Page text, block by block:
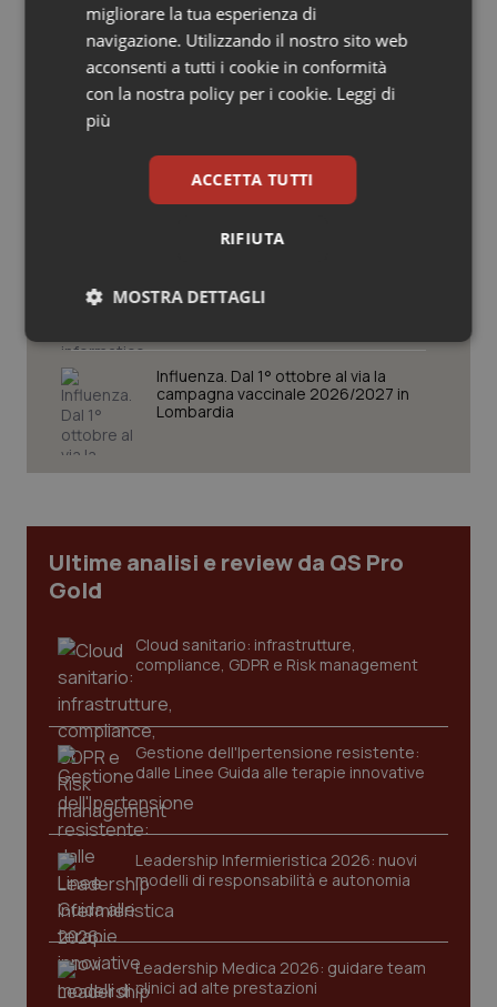
Salute orale & impianti
Sangue & coagulazione
Tumore al seno
Tumori del Polmone & Testa Collo
Tumori gastrointestinali
Ulcera & Reflusso
Cresce la ricerca in Emilia-Romagna:
nel 2025 condotti 1.530 studi, il
numero più alto degli ultimi cinque
Puglia. Unità di crisi sanitaria al lavoro,
Decaro accelera su 118, liste d’attesa
e conti
informatico per segnalare l’esistenza
di un equivalente meno costoso
Influenza. Dal 1° ottobre al via la
campagna vaccinale 2026/2027 in
Lombardia
Ultime analisi e review da QS Pro
Gold
Cloud sanitario: infrastrutture,
compliance, GDPR e Risk management
Gestione dell'Ipertensione resistente:
dalle Linee Guida alle terapie innovative
Leadership Infermieristica 2026: nuovi
modelli di responsabilità e autonomia
Leadership Medica 2026: guidare team
clinici ad alte prestazioni
migliorare la tua esperienza di
navigazione. Utilizzando il nostro sito web
acconsenti a tutti i cookie in conformità
con la nostra policy per i cookie. Leggi di
più
ACCETTA TUTTI
RIFIUTA
MOSTRA DETTAGLI
Necessari Statistici Marketing
sito web abilitandone funzionalità di base quali la
navigazione sulle pagine e l'accesso alle aree
protette del sito. Il sito web non è in grado di
Nome
Fornitore/
VISITOR_PRIVACY_METADATA